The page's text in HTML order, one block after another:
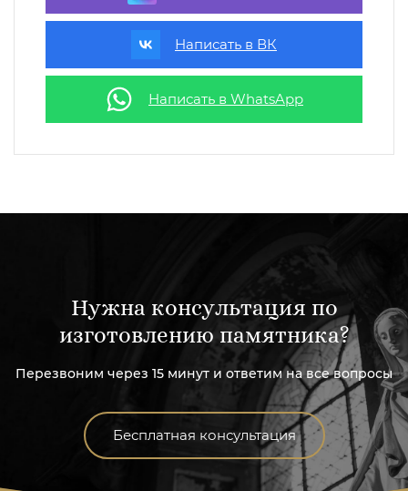
Написать в ВК
Написать в WhatsApp
Нужна консультация по
изготовлению памятника?
Перезвоним через 15 минут и ответим на все вопросы
Бесплатная консультация